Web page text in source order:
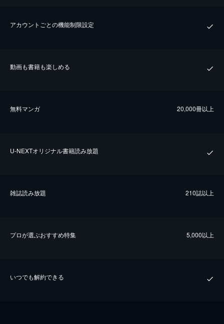
アカウントごとの機能制限設定
動画も書籍も楽しめる
無料マンガ 20,000冊以上
U-NEXTオリジナル書籍読み放題
雑誌読み放題 210誌以上
プロが選ぶおすすめ特集 5,000以上
いつでも解約できる